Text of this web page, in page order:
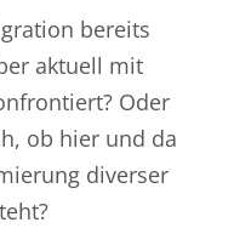
bereits
aktuell mit
? Oder
, ob hier und da
diverser
?